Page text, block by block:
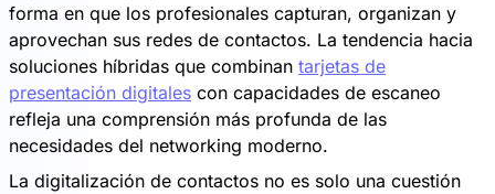
forma en que los profesionales capturan, organizan y
aprovechan sus redes de contactos. La tendencia hacia
soluciones híbridas que combinan tarjetas de
presentación digitales con capacidades de escaneo
refleja una comprensión más profunda de las
necesidades del networking moderno.
La digitalización de contactos no es solo una cuestión